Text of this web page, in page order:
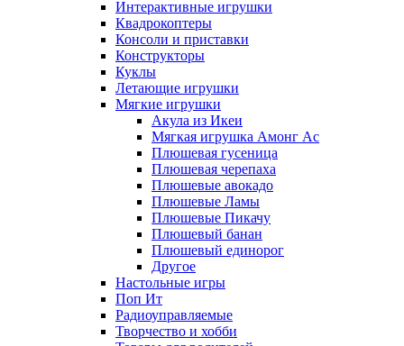
Интерактивные игрушки
Квадрокоптеры
Консоли и приставки
Конструкторы
Куклы
Летающие игрушки
Мягкие игрушки
Акула из Икеи
Мягкая игрушка Амонг Ас
Плюшевая гусеница
Плюшевая черепаха
Плюшевые авокадо
Плюшевые Ламы
Плюшевые Пикачу
Плюшевый банан
Плюшевый единорог
Другое
Настольные игры
Поп Ит
Радиоуправляемые
Творчество и хобби